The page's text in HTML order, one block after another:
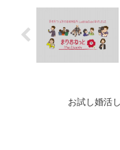
お試し婚活